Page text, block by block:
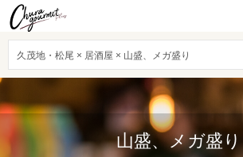
久茂地・松尾 × 居酒屋 × 山盛、メガ盛り
山盛、メガ盛り